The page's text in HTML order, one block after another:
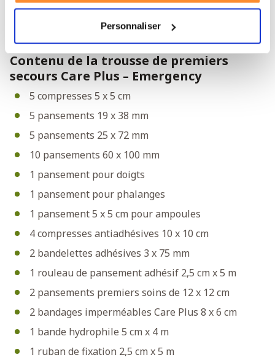
Personnaliser
Poids : 470 g
Dimensions : 70 x 200 x 140 mm
Contenu de la trousse de premiers
secours Care Plus – Emergency
5 compresses 5 x 5 cm
5 pansements 19 x 38 mm
5 pansements 25 x 72 mm
10 pansements 60 x 100 mm
1 pansement pour doigts
1 pansement pour phalanges
1 pansement 5 x 5 cm pour ampoules
4 compresses antiadhésives 10 x 10 cm
2 bandelettes adhésives 3 x 75 mm
1 rouleau de pansement adhésif 2,5 cm x 5 m
2 pansements premiers soins de 12 x 12 cm
2 bandages imperméables Care Plus 8 x 6 cm
1 bande hydrophile 5 cm x 4 m
1 ruban de fixation 2,5 cm x 5 m